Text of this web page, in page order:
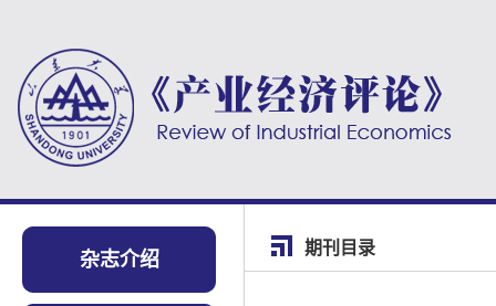
杂志介绍
期刊目录